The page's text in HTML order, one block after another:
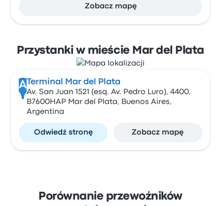
Zobacz mapę
Przystanki w mieście Mar del Plata
A Terminal Mar del Plata
Av. San Juan 1521 (esq. Av. Pedro Luro), 4400,
B7600HAP Mar del Plata, Buenos Aires,
Argentina
Odwiedź stronę Zobacz mapę
Porównanie przewoźników